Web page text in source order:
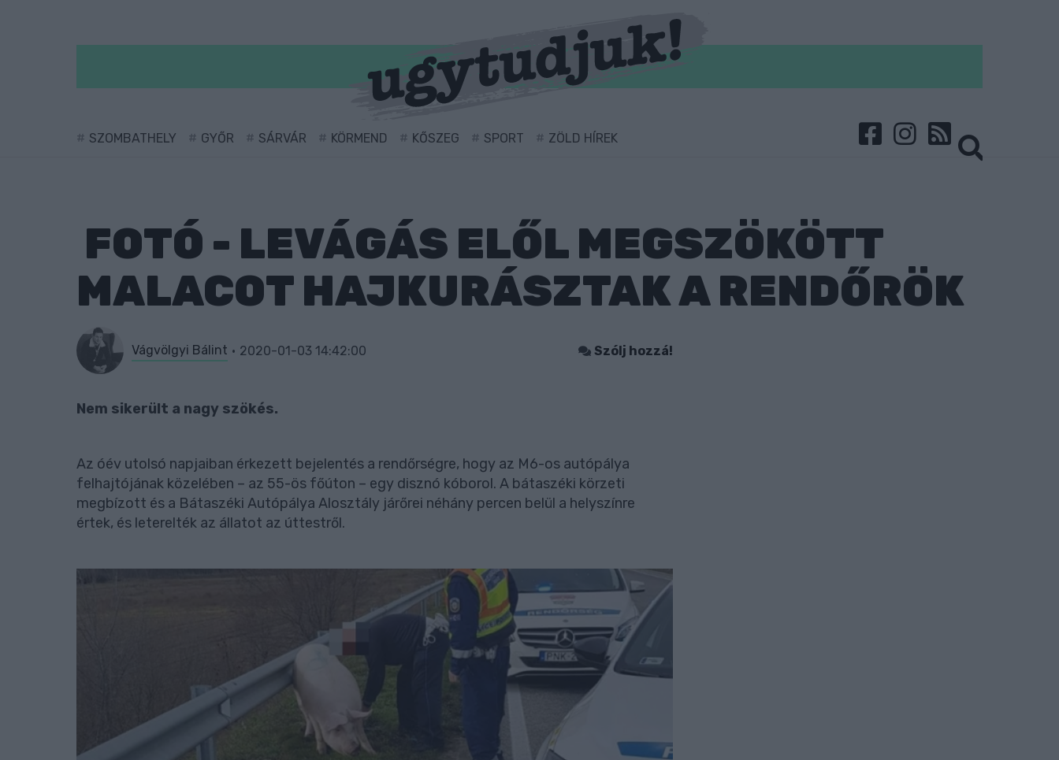
SZOMBATHELY GYŐR SÁRVÁR KÖRMEND KŐSZEG SPORT ZÖLD HÍREK
FOTÓ - LEVÁGÁS ELŐL MEGSZÖKÖTT
MALACOT HAJKURÁSZTAK A RENDŐRÖK
Vágvölgyi Bálint 2020-01-03 14:42:00 Szólj hozzá!
Nem sikerült a nagy szökés.
Az óév utolsó napjaiban érkezett bejelentés a rendőrségre, hogy az M6-os autópálya
felhajtójának közelében – az 55-ös főúton – egy disznó kóborol. A bátaszéki körzeti
megbízott és a Bátaszéki Autópálya Alosztály járőrei néhány percen belül a helyszínre
értek, és leterelték az állatot az úttestről.